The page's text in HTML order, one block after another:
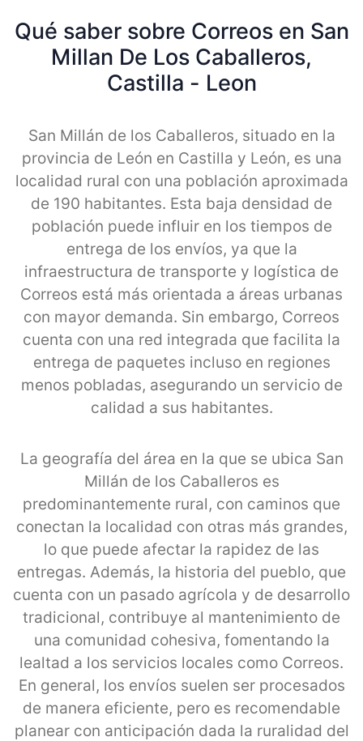
Qué saber sobre Correos en San
Millan De Los Caballeros,
Castilla - Leon
San Millán de los Caballeros, situado en la
provincia de León en Castilla y León, es una
localidad rural con una población aproximada
de 190 habitantes. Esta baja densidad de
población puede influir en los tiempos de
entrega de los envíos, ya que la
infraestructura de transporte y logística de
Correos está más orientada a áreas urbanas
con mayor demanda. Sin embargo, Correos
cuenta con una red integrada que facilita la
entrega de paquetes incluso en regiones
menos pobladas, asegurando un servicio de
calidad a sus habitantes.
La geografía del área en la que se ubica San
Millán de los Caballeros es
predominantemente rural, con caminos que
conectan la localidad con otras más grandes,
lo que puede afectar la rapidez de las
entregas. Además, la historia del pueblo, que
cuenta con un pasado agrícola y de desarrollo
tradicional, contribuye al mantenimiento de
una comunidad cohesiva, fomentando la
lealtad a los servicios locales como Correos.
En general, los envíos suelen ser procesados
de manera eficiente, pero es recomendable
planear con anticipación dada la ruralidad del